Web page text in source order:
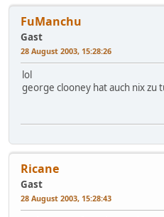
FuManchu
Gast
28 August 2003, 15:28:26
lol
george clooney hat auch nix zu
Ricane
Gast
28 August 2003, 15:28:43